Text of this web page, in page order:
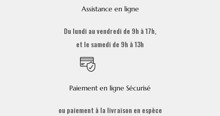
Assistance en ligne
Du lundi au vendredi de 9h à 17h,
et le samedi de 9h à 13h
Paiement en ligne Sécurisé
ou paiement à la livraison en espèce